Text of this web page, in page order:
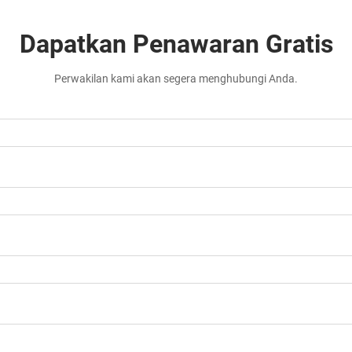
Dapatkan Penawaran Gratis
Perwakilan kami akan segera menghubungi Anda.